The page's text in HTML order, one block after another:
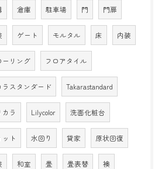
倉庫 駐車場 門 門扉
ゲート モルタル 床 内装
ーリング フロアタイル
ラスタンダード Takarastandard
カラ Lilycolor 洗面化粧台
ット 水回り 貸家 原状回復
和室 畳 畳表替 襖